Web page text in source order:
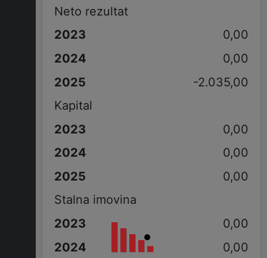
Neto rezultat
0,00
0,00
-2.035,00
Kapital
0,00
0,00
0,00
Stalna imovina
0,00
0,00